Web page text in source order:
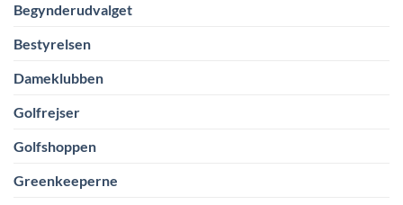
Begynderudvalget
Bestyrelsen
Dameklubben
Golfrejser
Golfshoppen
Greenkeeperne